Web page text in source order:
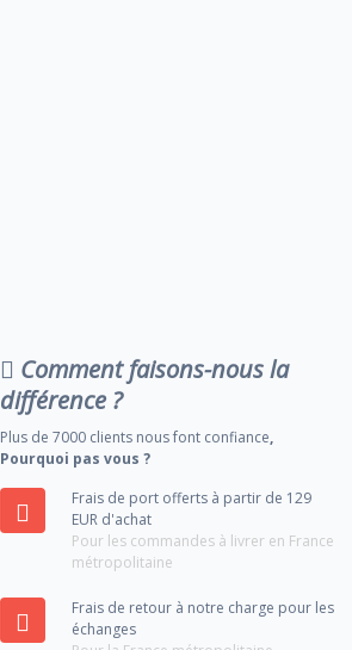
Comment faisons-nous la
différence ?
Plus de 7000 clients nous font confiance,
Pourquoi pas vous ?
Frais de port offerts à partir de 129
EUR d'achat
Pour les commandes à livrer en France
métropolitaine
Frais de retour à notre charge pour les
échanges